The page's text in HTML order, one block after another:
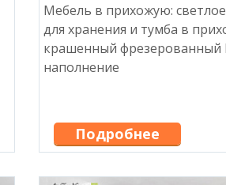
Мебель в прихожую:
для хранения и тумба в
крашенный
наполнение
Подробнее